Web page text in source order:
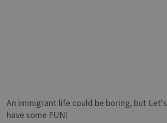
An immigrant life could be boring, but Let's
have some FUN!